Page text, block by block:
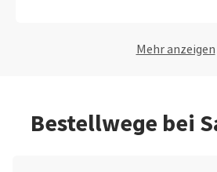
Mehr anzeigen
Bestellwege bei